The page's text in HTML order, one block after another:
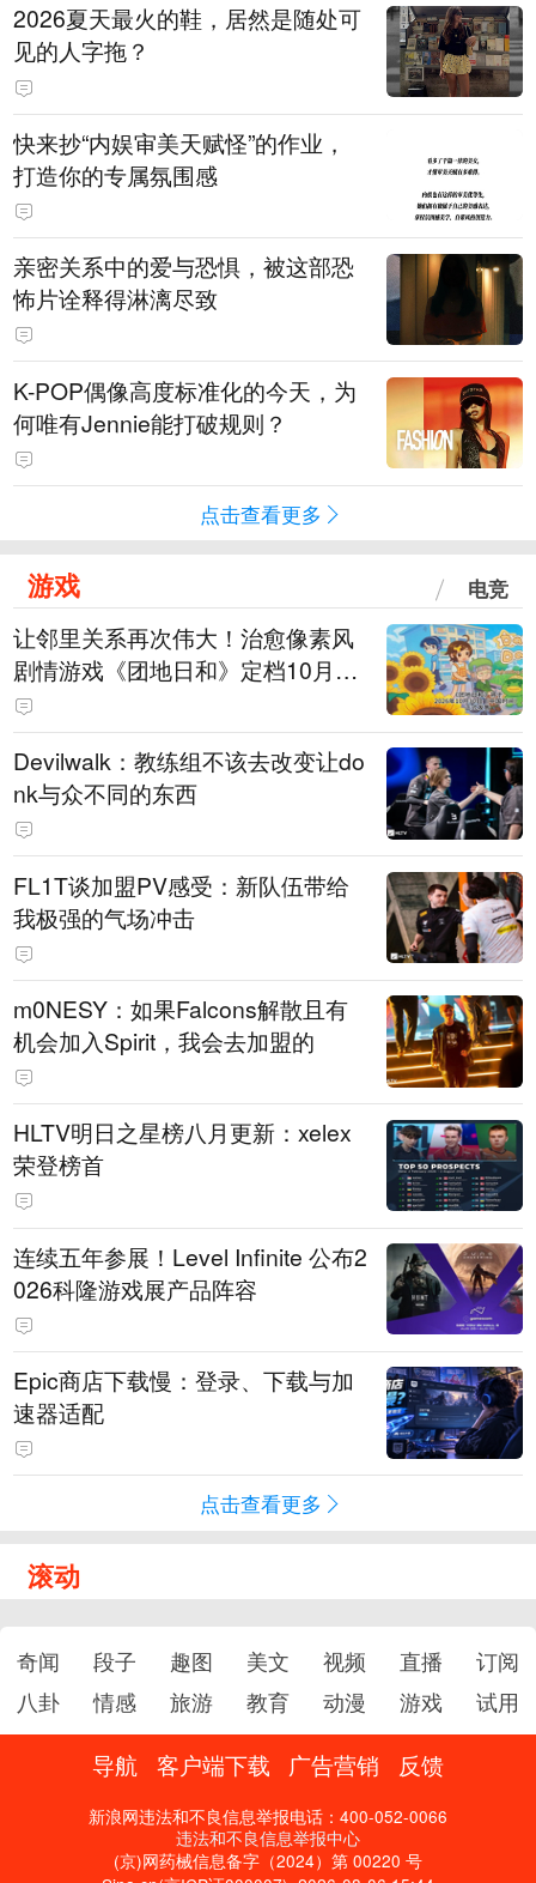
2026夏天最火的鞋，居然是随处可
见的人字拖？
快来抄“内娱审美天赋怪”的作业，
打造你的专属氛围感
亲密关系中的爱与恐惧，被这部恐
怖片诠释得淋漓尽致
K-POP偶像高度标准化的今天，为
何唯有Jennie能打破规则？
点击查看更多
游戏 电竞
让邻里关系再次伟大！治愈像素风
剧情游戏《团地日和》定档10月30
日发售
Devilwalk：教练组不该去改变让do
nk与众不同的东西
FL1T谈加盟PV感受：新队伍带给
我极强的气场冲击
m0NESY：如果Falcons解散且有
机会加入Spirit，我会去加盟的
HLTV明日之星榜八月更新：xelex
荣登榜首
连续五年参展！Level Infinite 公布2
026科隆游戏展产品阵容
Epic商店下载慢：登录、下载与加
速器适配
点击查看更多
滚动
奇闻 段子 趣图 美文 视频 直播
订阅
八卦
情感 旅游 教育 动漫 游戏 试用
导航 客户端下载 广告营销 反馈
新浪网违法和不良信息举报电话：400-052-0066
违法和不良信息举报中心
(京)网药械信息备字（2024）第 00220 号